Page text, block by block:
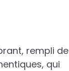
rempli de
qui